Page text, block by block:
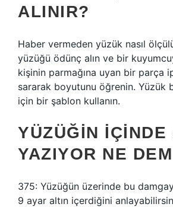
ALINIR?
Haber vermeden yüzük nasıl
yüzüğü ödünç alın ve bir
kişinin parmağına uyan bir parça
sararak boyutunu öğrenin. Yüzük
için bir şablon kullanın.
YÜZÜĞIN IÇINDE
YAZIYOR NE
375: Yüzüğün üzerinde bu
9 ayar altın içerdiğini